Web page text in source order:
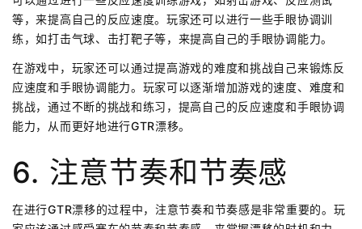
等，来提高自己的反应速度。玩家还可以进行一些手眼协调训
练，如打击气球、击打靶子等，来提高自己的手眼协调能力。
在游戏中，玩家还可以通过提高游戏的难度和挑战自己来锻炼反
应速度和手眼协调能力。玩家可以逐渐增加游戏的速度、难度和
挑战，通过不断的挑战和练习，提高自己的反应速度和手眼协调
能力，从而更好地进行GTR漂移。
6. 注意节奏和节奏感
在进行GTR漂移的过程中，注意节奏和节奏感是非常重要的。玩